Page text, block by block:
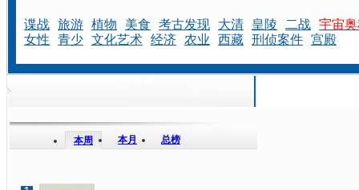
谍战 旅游 植物 美食 考古发现 大清 皇陵 二战 宇宙
女性
青少 文化艺术 经济 农业 西藏 刑侦案件 宫殿
本周 本月 总榜